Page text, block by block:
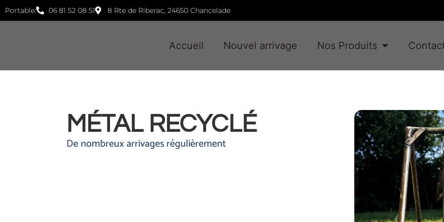
Portable: 06 81 52 08 51 8 Rte de Riberac, 24650 Chancelade
Accueil Nouvel arrivage Nos Produits
MÉTAL RECYCLÉ
De nombreux arrivages régulièrement